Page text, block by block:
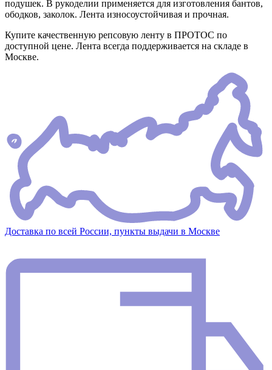
подушек. В рукоделии применяется для изготовления бантов,
ободков, заколок. Лента износоустойчивая и прочная.
Купите качественную репсовую ленту в ПРОТОС по
доступной цене. Лента всегда поддерживается на складе в
Москве.
Доставка по всей России, пункты выдачи в Москве